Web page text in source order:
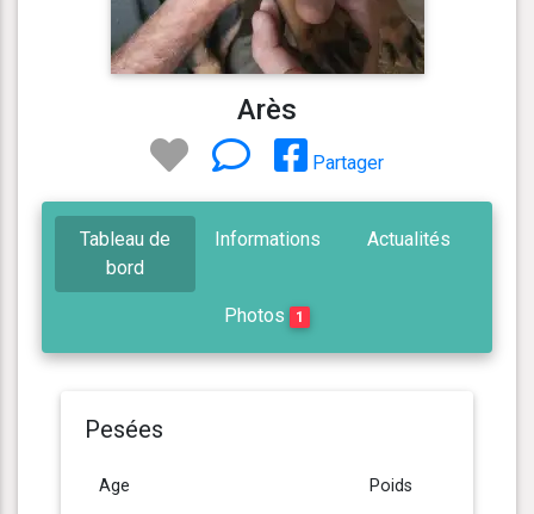
Arès
Partager
Tableau de
bord
Informations Actualités
Photos 1
Pesées
Age Poids